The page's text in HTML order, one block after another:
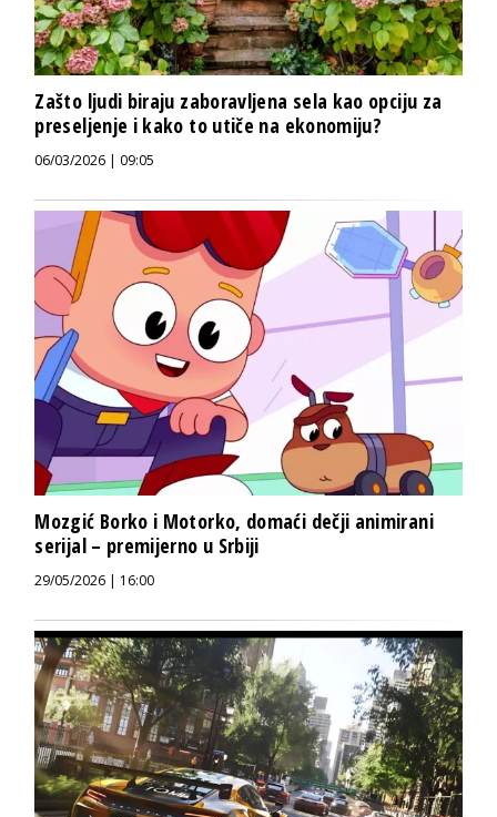
Zašto ljudi biraju zaboravljena sela kao opciju za
preseljenje i kako to utiče na ekonomiju?
06/03/2026 | 09:05
Mozgić Borko i Motorko, domaći dečji animirani
serijal – premijerno u Srbiji
29/05/2026 | 16:00